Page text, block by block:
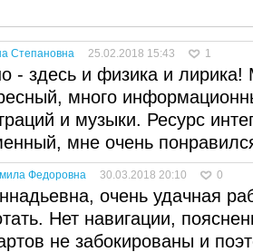
Степановна 25.02.2018 15:43 1
- здесь и физика и
много
и музыки. Ресурс
мне очень
Федоровна 30.03.2018 20:10 0
очень удачная
Нет навигации,
не забокированы и